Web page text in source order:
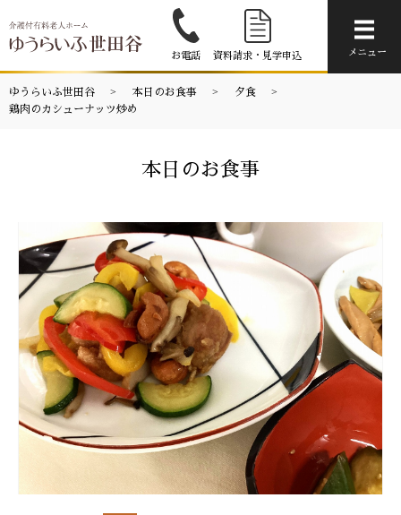
お電話 資料請求・見学申込 メニュー
ゆうらいふ世田谷 本日のお食事
夕食
鶏肉のカシューナッツ炒め
本日のお食事